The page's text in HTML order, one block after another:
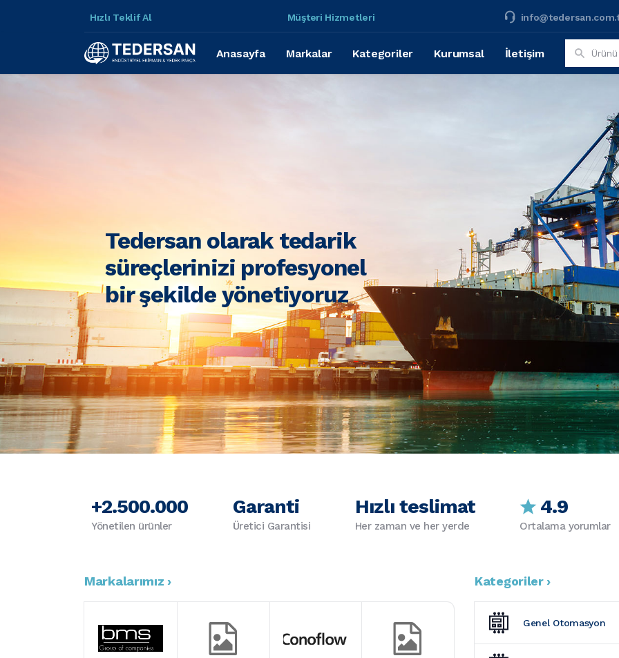
Hızlı Teklif Al Müşteri Hizmetleri
Anasayfa Markalar Kategoriler Kurumsal İletişim
Tedersan olarak tedarik
süreçlerinizi profesyonel
bir şekilde yönetiyoruz
+2.500.000
Yönetilen ürünler
Garanti
Üretici Garantisi
Hızlı teslimat
Her zaman ve her yerde
4.9
Ortalama yorumlar
Markalarımız › Kategoriler ›
Genel Otomasyon